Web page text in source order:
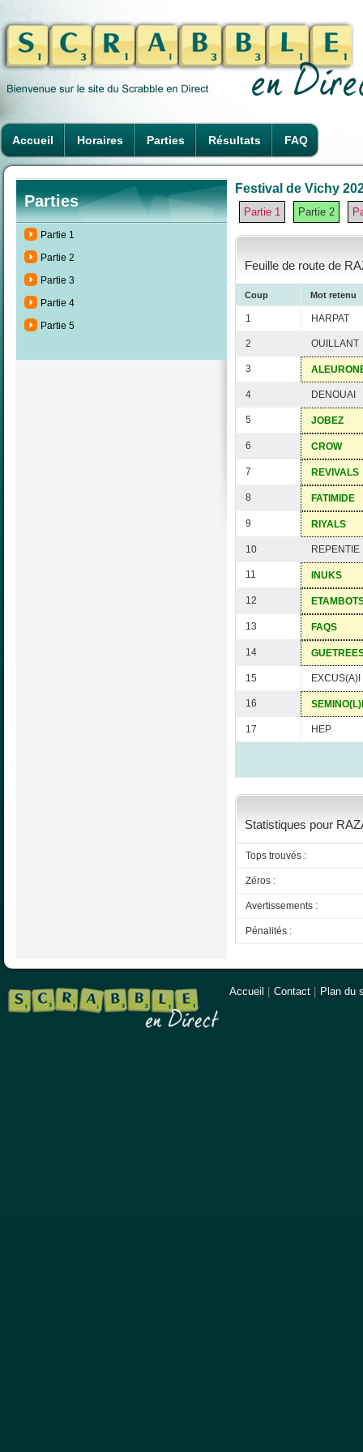
Accueil Horaires Parties Résultats FAQ
Parties
Partie 1
Partie 2
Partie 3
Partie 4
Partie 5
Festival de Vichy
Partie 1 Partie 2
Feuille de route de
Coup Mot retenu
1 HARPAT
2 OUILLANT
3
4 DENOUAI
5 JOBEZ
6 CROW
7 REVIVALS
8 FATIMIDE
9 RIYALS
10 REPENTIE
11 INUKS
12
13 FAQS
14
15 EXCUS(A)I
16
17 HEP
Statistiques pour
Tops trouvés :
Zéros :
Avertissements :
Pénalités :
Accueil Contact Plan du